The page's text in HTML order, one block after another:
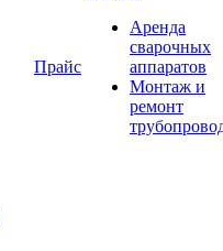
Прайс
Аренда
сварочных
аппаратов
Монтаж и
ремонт